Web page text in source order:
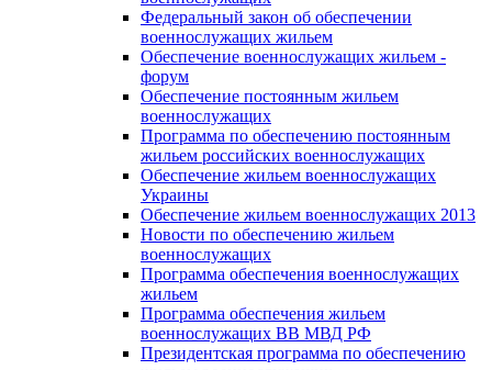
Федеральный закон об обеспечении
военнослужащих жильем
Обеспечение военнослужащих жильем -
форум
Обеспечение постоянным жильем
военнослужащих
Программа по обеспечению постоянным
жильем российских военнослужащих
Обеспечение жильем военнослужащих
Украины
Обеспечение жильем военнослужащих 2013
Новости по обеспечению жильем
военнослужащих
Программа обеспечения военнослужащих
жильем
Программа обеспечения жильем
военнослужащих ВВ МВД РФ
Президентская программа по обеспечению